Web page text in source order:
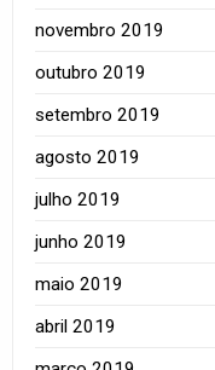
novembro 2019
outubro 2019
setembro 2019
agosto 2019
julho 2019
junho 2019
maio 2019
abril 2019